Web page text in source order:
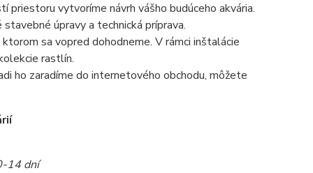
priestoru vytvoríme návrh vášho budúceho akvária.
úpravy a technická príprava.
sa vopred dohodneme. V rámci inštalácie
rastlín.
ho zaradíme do internetového obchodu, môžete
14 dní